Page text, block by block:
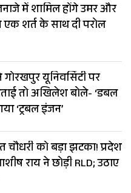
में शामिल होंगे उमर और
एक शर्त के साथ दी परोल
गोरखपुर यूनिवर्सिटी पर
तो अखिलेश बोले- ‘डबल
‘ट्रबल इंजन’
चौधरी को बड़ा झटका! प्रदेश
राय ने छोड़ी RLD; उठाए